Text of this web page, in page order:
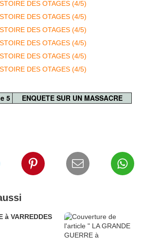
5 ENQUETE SUR UN MASSACRE
à VARREDDES